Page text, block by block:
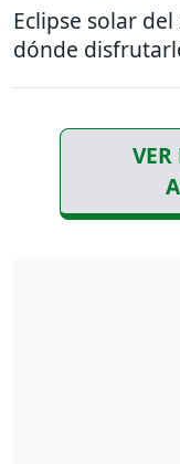
Eclipse solar
dónde